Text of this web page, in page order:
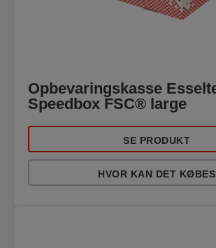
Opbevaringskasse
Speedbox FSC® large
SE PRODUKT
HVOR KAN DET KØBES